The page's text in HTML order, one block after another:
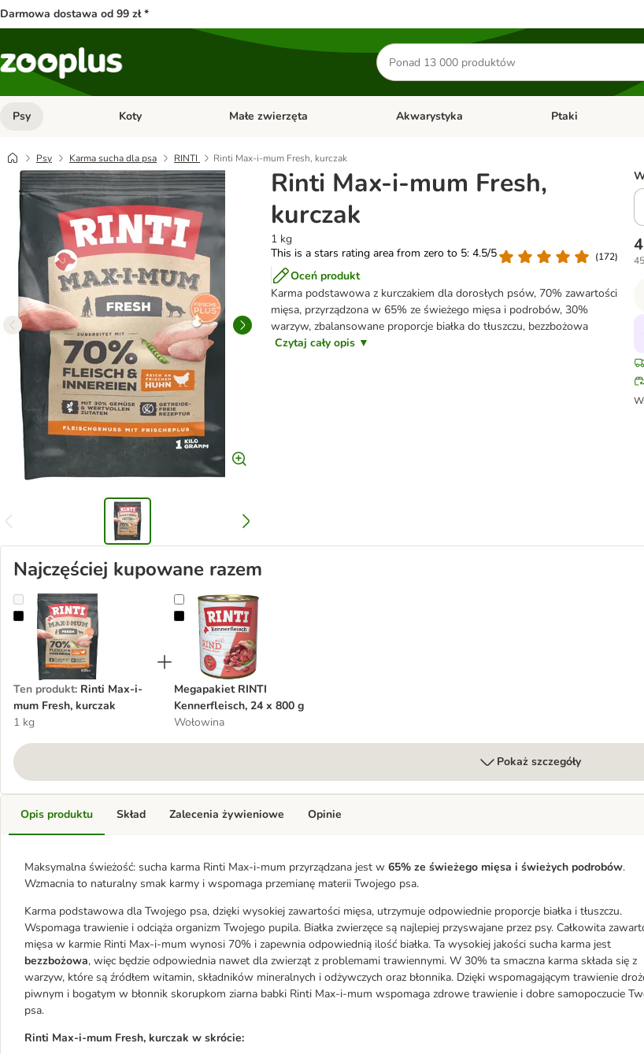
Darmowa dostawa od 99 zł *
Szukaj
produktów
Psy Otwórz menu kategorii: Psy
Koty Otwórz menu kategorii: Koty
Małe zwierzęta Otwórz menu kategorii: Małe zwierzęta
Akwarystyka Otwórz menu
Ptaki
Psy Karma sucha dla psa RINTI Rinti Max-i-mum Fresh, kurczak
Rinti Max-i-mum Fresh,
kurczak
1 kg
This is a stars rating area from zero to 5: 4.5/5
(172)
Oceń produkt
Karma podstawowa z kurczakiem dla dorosłych psów, 70% zawartości
mięsa, przyrządzona w 65% ze świeżego mięsa i podrobów, 30%
warzyw, zbalansowane proporcje białka do tłuszczu, bezzbożowa
Czytaj cały opis ▼
Najczęściej kupowane razem
Rinti Max-i-mum Fresh, kurczak
Ten produkt: Rinti Max-i-
mum Fresh, kurczak
1 kg
Megapakiet RINTI Kennerfleisch, 24 x 800 g
Megapakiet RINTI
Kennerfleisch, 24 x 800 g
Wołowina
Pokaż szczegóły
Opis produktu
Maksymalna świeżość: sucha karma Rinti Max-i-mum przyrządzana jest w 65% ze świeżego mięsa i świeżych podrobów.
Wzmacnia to naturalny smak karmy i wspomaga przemianę materii Twojego psa.
Karma podstawowa dla Twojego psa, dzięki wysokiej zawartości mięsa, utrzymuje odpowiednie proporcje białka i tłuszczu.
Wspomaga trawienie i odciąża organizm Twojego pupila. Białka zwierzęce są najlepiej przyswajane przez psy. Całkowita
mięsa w karmie Rinti Max-i-mum wynosi 70% i zapewnia odpowiednią ilość białka. Ta wysokiej jakości sucha karma jest
bezzbożowa, więc będzie odpowiednia nawet dla zwierząt z problemami trawiennymi. W 30% ta smaczna karma składa się z
warzyw, które są źródłem witamin, składników mineralnych i odżywczych oraz błonnika. Dzięki wspomagającym trawienie
piwnym i bogatym w błonnik skorupkom ziarna babki Rinti Max-i-mum wspomaga zdrowe trawienie i dobre samopoczucie
psa.
Rinti Max-i-mum Fresh, kurczak w skrócie:
Skład Zalecenia żywieniowe Opinie